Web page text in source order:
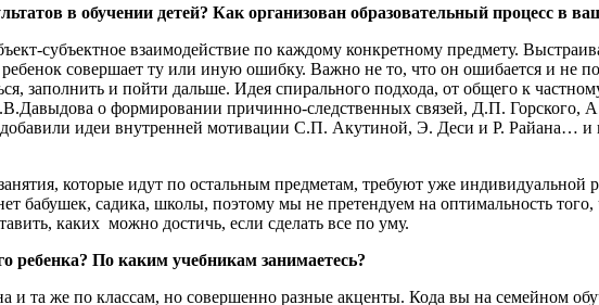
в обучении детей? Как организован образовательный процесс в
субъектное взаимодействие по каждому конкретному предмету.
совершает ту или иную ошибку. Важно не то, что он ошибается и не
заполнить и пойти дальше. Идея спирального подхода, от общего к
о формировании причинно-следственных связей, Д.П. Горского,
идеи внутренней мотивации С.П. Акутиной, Э. Деси и Р. Райана…
которые идут по остальным предметам, требуют уже индивидуальной
бабушек, садика, школы, поэтому мы не претендуем на оптимальность
каких можно достичь, если сделать все по уму.
По каким учебникам занимаетесь?
та же по классам, но совершенно разные акценты. Кода вы на семейном